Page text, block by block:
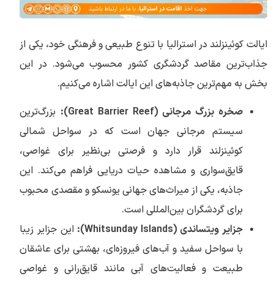
ایالت کوئینزلند در استرالیا با تنوع طبیعی و فرهنگی خود، یکی از
جذاب‌ترین مقاصد گردشگری کشور محسوب می‌شود. در این
بخش به مهم‌ترین جاذبه‌های این ایالت اشاره می‌کنیم.
صخره بزرگ مرجانی (Great Barrier Reef
):بزرگ‌ترین
سیستم مرجانی جهان است که در سواحل شمالی
کوئینزلند قرار دارد و فرصتی بی‌نظیر برای غواصی،
قایق‌سواری و مشاهده حیات دریایی فراهم می‌کند. این
جاذبه، یکی از میراث‌های جهانی یونسکو و مقصدی محبوب
برای گردشگران بین‌المللی است.
جزایر ویتساندی (Whitsunday Islands
):این جزایر زیبا
با سواحل سفید و آب‌های فیروزه‌ای، بهشتی برای عاشقان
طبیعت و فعالیت‌های آبی مانند قایق‌رانی و غواصی